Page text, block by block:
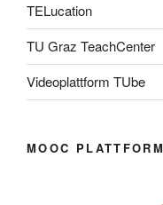
TELucation
TU Graz TeachCenter
Videoplattform TUbe
MOOC PLATTFORM